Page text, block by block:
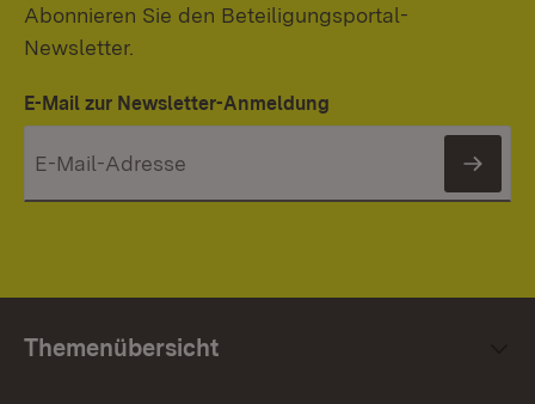
Abonnieren Sie den Beteiligungsportal-
Newsletter.
E-Mail zur Newsletter-Anmeldung
Themenübersicht